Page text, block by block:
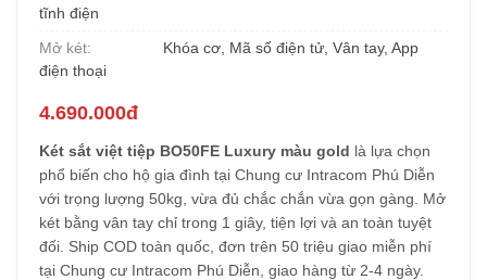
tĩnh điện
Mở két:
Khóa cơ, Mã số điện tử, Vân tay, App
điện thoại
4.690.000đ
Két sắt việt tiệp BO50FE Luxury màu gold là lựa chọn
phổ biến cho hộ gia đình tại Chung cư Intracom Phú Diễn
với trọng lượng 50kg, vừa đủ chắc chắn vừa gọn gàng. Mở
két bằng vân tay chỉ trong 1 giây, tiện lợi và an toàn tuyệt
đối. Ship COD toàn quốc, đơn trên 50 triệu giao miễn phí
tại Chung cư Intracom Phú Diễn, giao hàng từ 2-4 ngày.